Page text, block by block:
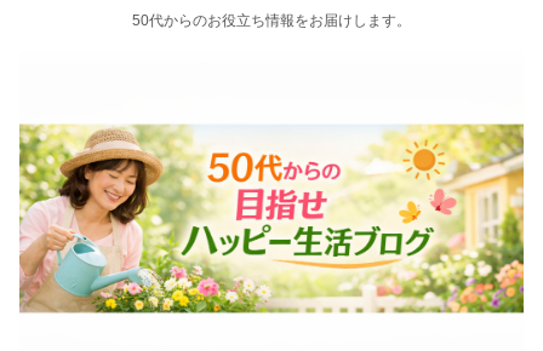
50代からのお役立ち情報をお届けします。